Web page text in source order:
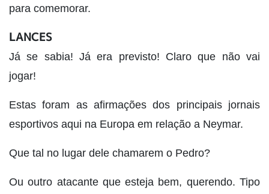
para comemorar.
LANCES
Já se sabia! Já era previsto! Claro que não vai
jogar!
Estas foram as afirmações dos principais jornais
esportivos aqui na Europa em relação a Neymar.
Que tal no lugar dele chamarem o Pedro?
Ou outro atacante que esteja bem, querendo. Tipo